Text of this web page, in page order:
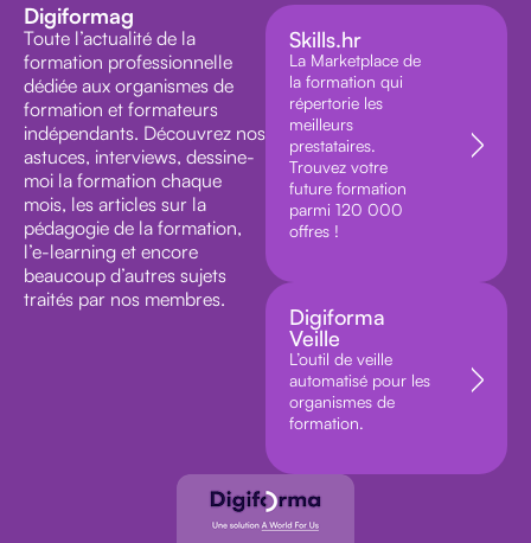
Digiformag
Toute l’actualité de la
formation professionnelle
dédiée aux organismes de
formation et formateurs
indépendants. Découvrez nos
astuces, interviews, dessine-
moi la formation chaque
mois, les articles sur la
pédagogie de la formation,
l’e-learning et encore
beaucoup d’autres sujets
traités par nos membres.
Skills.hr
La Marketplace de
la formation qui
répertorie les
meilleurs
prestataires.
Trouvez votre
future formation
parmi 120 000
offres !
Digiforma
Veille
L’outil de veille
automatisé pour les
organismes de
formation.